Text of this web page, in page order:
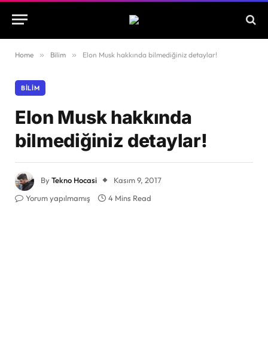
Home » Bilim » Elon Musk hakkında bilmediğiniz detaylar!
BILIM
Elon Musk hakkında
bilmediğiniz detaylar!
ByTekno Hocasi
Kasım 9, 2017
Yorum yapılmamış
4 Mins Read